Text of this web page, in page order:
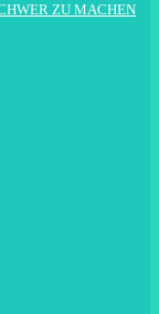
ZU MACHEN